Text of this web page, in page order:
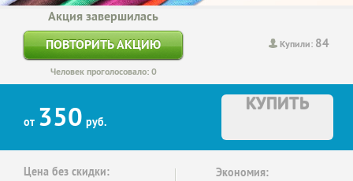
Купили: 84
Акция завершилась
ПОВТОРИТЬ АКЦИЮ
Человек проголосовало: 0
от 350 руб.
КУПИТЬ
Цена без скидки: Экономия: